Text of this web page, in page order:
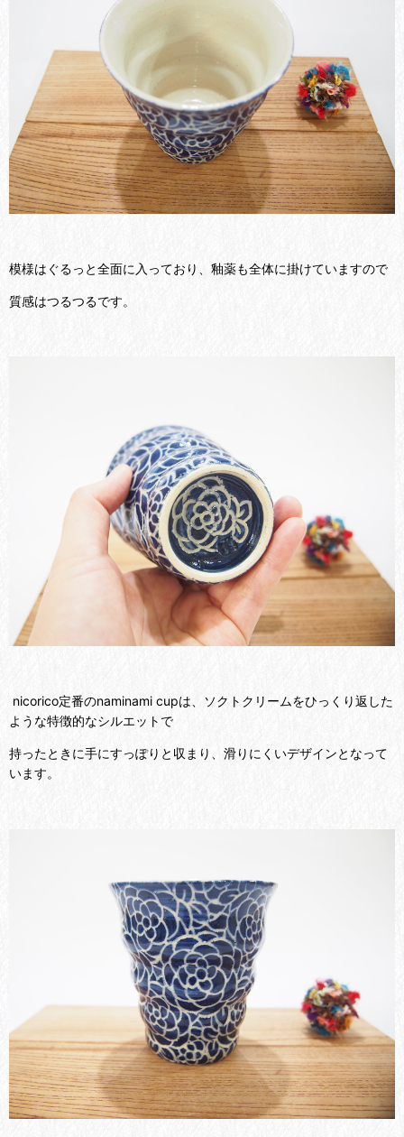
模様はぐるっと全面に入っており、釉薬も全体に掛けていますので
質感はつるつるです。
nicorico定番のnaminami cupは、ソクトクリームをひっくり返した
ような特徴的なシルエットで
持ったときに手にすっぽりと収まり、滑りにくいデザインとなって
います。